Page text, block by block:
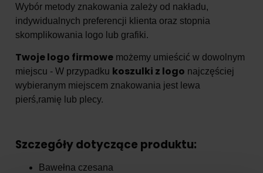
Wybór metody znakowania zależy od nakładu,
indywidualnych preferencji klienta oraz stopnia
skomplikowania logo lub grafiki.
Twoje logo firmowe możemy umieścić w dowolnym
miejscu - W przypadku koszulki z logo najczęściej
wybieranym miejscem znakowania jest lewa
pierś,ramię lub plecy.
Szczegóły dotyczące produktu:
Bawełna czesana